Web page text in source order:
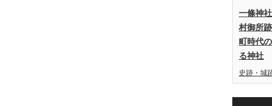
一條神
村御所
町時代
る神社
史跡・城